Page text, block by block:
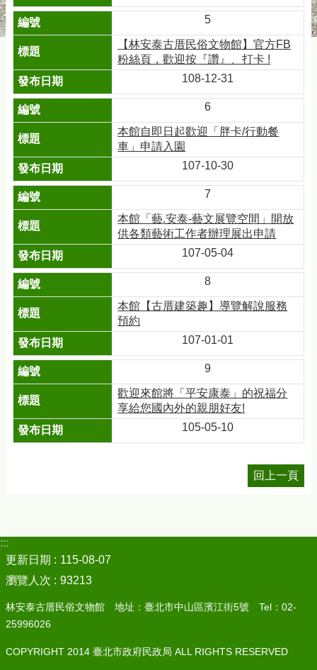
5
【林安泰古厝民俗文物館】官方FB
粉絲頁，歡迎按『讚』、打卡 !
108-12-31
6
本館自即日起歡迎「胖卡/行動餐
車」申請入園
107-10-30
7
本館「藝.安泰-藝文展覽空間」開放
供各類藝術工作者辦理展出申請
107-05-04
8
本館【古厝建築趣】導覽解說服務
預約
107-01-01
9
歡迎來館將「平安康泰」的祝福分
享給您國內外的親朋好友!
105-05-10
回上一頁
:::
更新日期
115-08-07
瀏覽人次
93213
林安泰古厝民俗文物館 地址：臺北市中山區濱江街5號 Tel：02-
25996026
COPYRIGHT 2014 臺北市政府民政局 ALL RIGHTS RESERVED